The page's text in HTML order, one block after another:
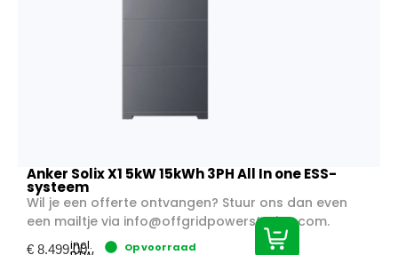
Anker Solix X1 5kW 15kWh 3PH All In one ESS-
systeem
Wil je een offerte ontvangen? Stuur ons dan even
een mailtje via info@offgridpowerstation.com.
€ 8.499,00
incl. Op voorraad